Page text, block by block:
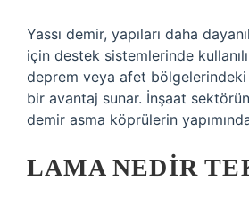
Yassı demir, yapıları daha
için destek sistemlerinde
deprem veya afet
bir avantaj sunar. İnşaat
demir asma köprülerin
LAMA NEDIR